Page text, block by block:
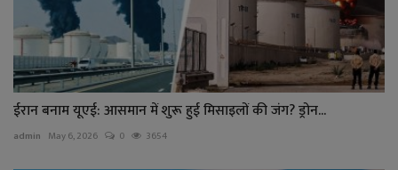
ईरान बनाम यूएई: आसमान में शुरू हुई मिसाइलों की जंग? ड्रोन...
admin May 6, 2026 0 3654